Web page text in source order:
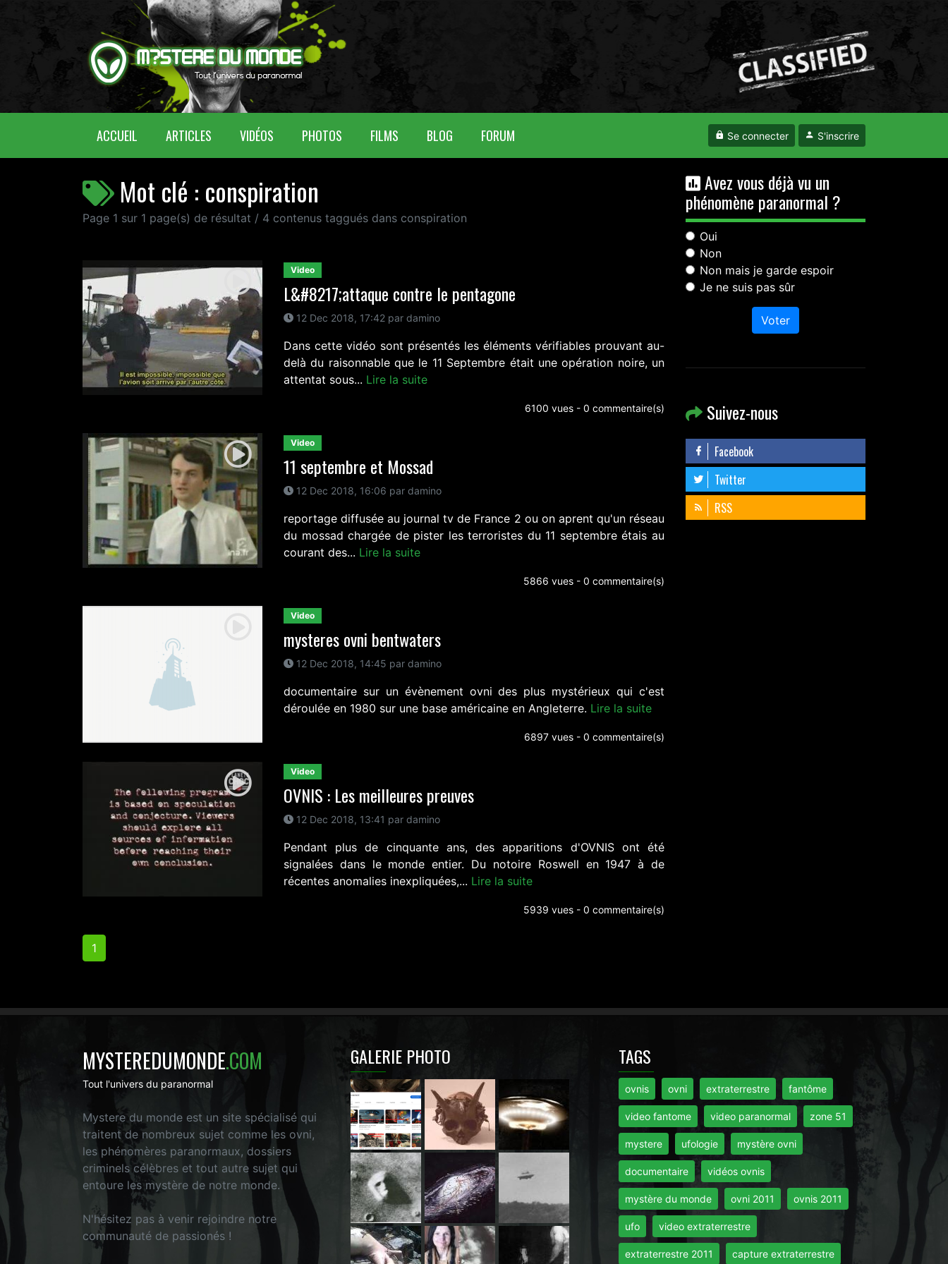
ACCUEIL (CURRENT)ARTICLES VIDÉOS PHOTOS FILMS BLOG FORUM Se connecter S'inscrire
Mot clé : conspiration
Page 1 sur 1 page(s) de résultat / 4 contenus taggués dans conspiration
Video
L&#8217;attaque contre le pentagone
12 Dec 2018, 17:42 par damino
Dans cette vidéo sont présentés les éléments vérifiables prouvant au-
delà du raisonnable que le 11 Septembre était une opération noire, un
attentat sous... Lire la suite
6100 vues - 0 commentaire(s)
Video
11 septembre et Mossad
12 Dec 2018, 16:06 par damino
reportage diffusée au journal tv de France 2 ou on aprent qu'un réseau
du mossad chargée de pister les terroristes du 11 septembre étais au
courant des... Lire la suite
5866 vues - 0 commentaire(s)
Video
mysteres ovni bentwaters
12 Dec 2018, 14:45 par damino
documentaire sur un évènement ovni des plus mystérieux qui c'est
déroulée en 1980 sur une base américaine en Angleterre. Lire la suite
6897 vues - 0 commentaire(s)
Video
OVNIS : Les meilleures preuves
12 Dec 2018, 13:41 par damino
Pendant plus de cinquante ans, des apparitions d'OVNIS ont été
signalées dans le monde entier. Du notoire Roswell en 1947 à de
récentes anomalies inexpliquées,... Lire la suite
5939 vues - 0 commentaire(s)
1
Avez vous déjà vu un
phénomène paranormal ?
Oui
Non
Non mais je garde espoir
Je ne suis pas sûr
Voter
Suivez-nous
Facebook
Twitter
RSS
MYSTEREDUMONDE.COM
Tout l'univers du paranormal
Mystere du monde est un site spécialisé qui
traitent de nombreux sujet comme les ovni,
les phénomères paranormaux, dossiers
criminels célèbres et tout autre sujet qui
entoure les mystère de notre monde.
N'hésitez pas à venir rejoindre notre
communauté de passionés !
GALERIE PHOTO TAGS
ovnis ovni extraterrestre fantôme
video fantome video paranormal zone 51
mystere ufologie mystère ovni
documentaire vidéos ovnis
mystère du monde ovni 2011 ovnis 2011
ufo video extraterrestre
extraterrestre 2011 capture extraterrestre